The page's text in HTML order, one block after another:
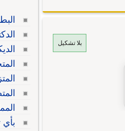
بلا تشكيل